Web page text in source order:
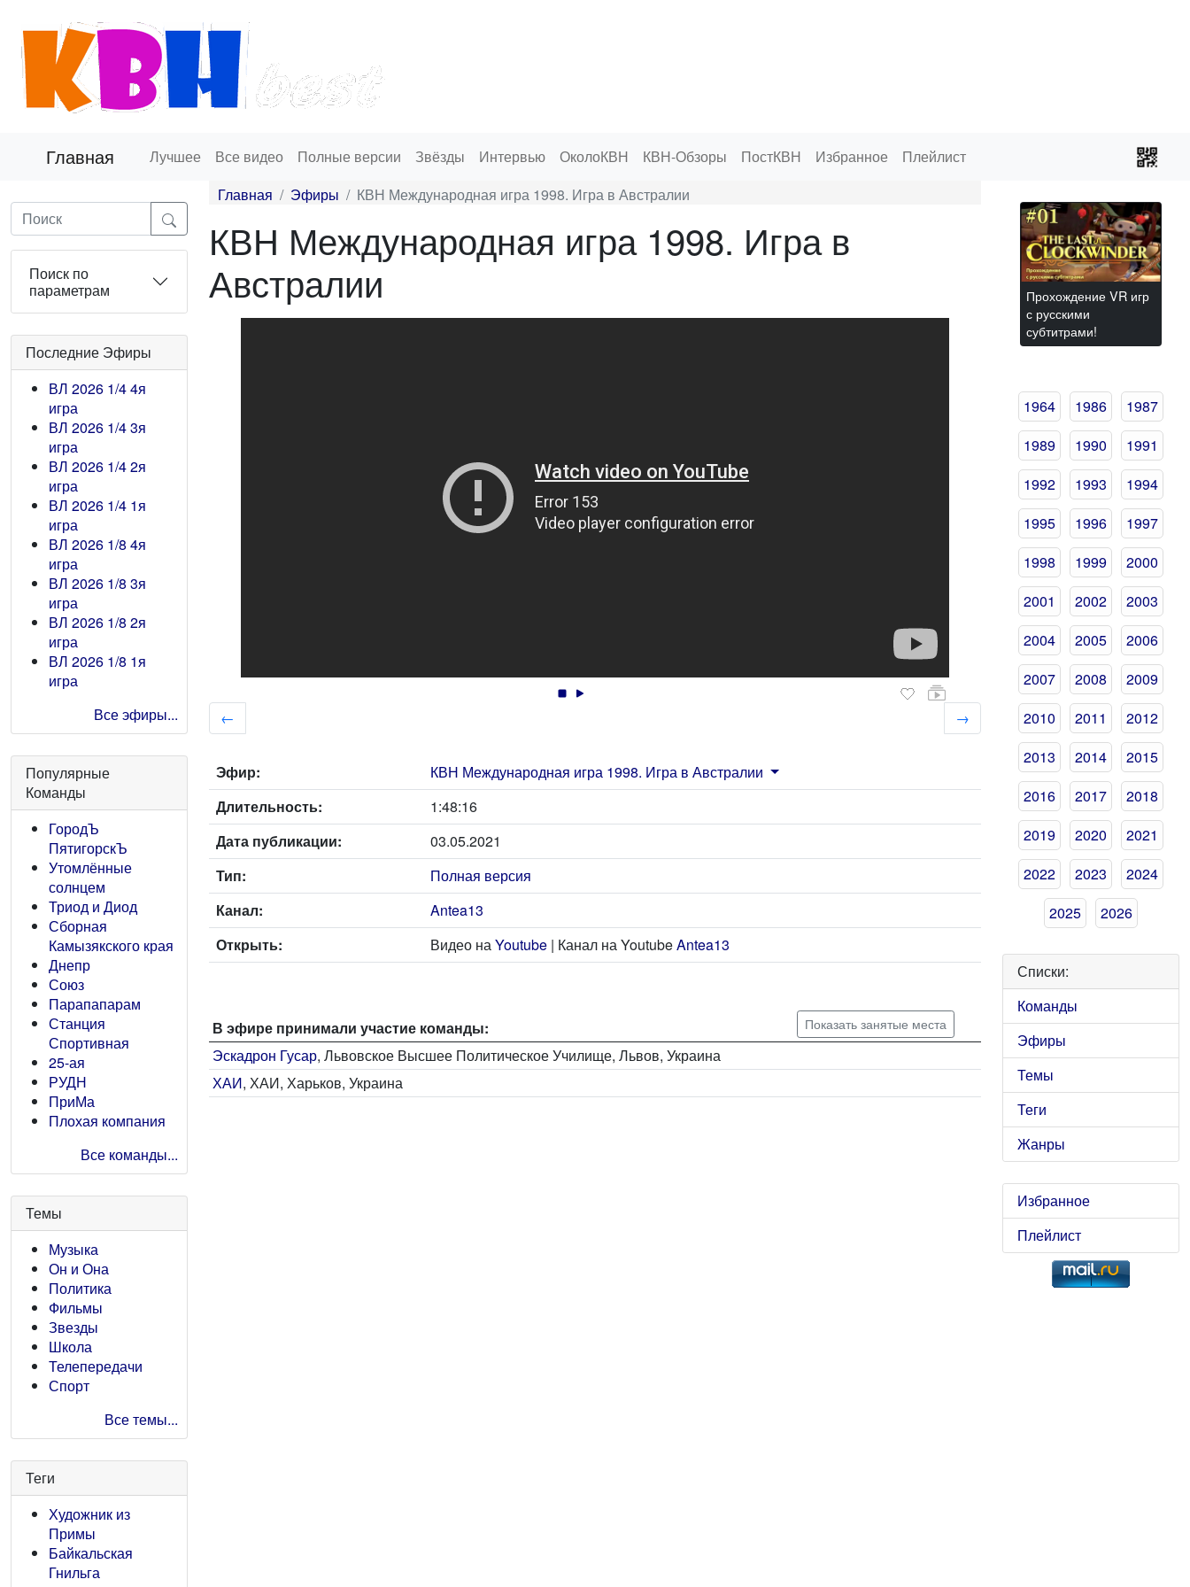
Главная Лучшее Все видео Полные версии Звёзды Интервью ОколоКВН КВН-Обзоры ПостКВН Избранное Плейлист
Поиск по
параметрам
Последние Эфиры
ВЛ 2026 1/4 4я
игра
ВЛ 2026 1/4 3я
игра
ВЛ 2026 1/4 2я
игра
ВЛ 2026 1/4 1я
игра
ВЛ 2026 1/8 4я
игра
ВЛ 2026 1/8 3я
игра
ВЛ 2026 1/8 2я
игра
ВЛ 2026 1/8 1я
игра
Все эфиры...
Популярные
Команды
ГородЪ
ПятигорскЪ
Утомлённые
солнцем
Триод и Диод
Сборная
Камызякского края
Днепр
Союз
Парапапарам
Станция
Спортивная
25-ая
РУДН
ПриМа
Плохая компания
Все команды...
Темы
Музыка
Он и Она
Политика
Фильмы
Звезды
Школа
Телепередачи
Спорт
Все темы...
Теги
Художник из
Примы
Байкальская
Гнильга
Главная Эфиры КВН Международная игра 1998. Игра в Австралии
КВН Международная игра 1998. Игра в
Австралии
← →
Эфир:
КВН Международная игра 1998. Игра в Австралии
Длительность:
1:48:16
Дата публикации:
03.05.2021
Тип:
Полная версия
Канал:
Antea13
Открыть:
Видео наYoutube | Канал на YoutubeAntea13
В эфире принимали участие команды: Показать занятые места
Эскадрон Гусар, Львовское Высшее Политическое Училище, Львов, Украина
ХАИ, ХАИ, Харьков, Украина
Прохождение VR игр
с русскими
субтитрами!
1964 1986
1987
1989
1990
1991
1992
1993
1994
1995
1996
1997
1998
1999
2000
2001
2002
2003
2004
2005
2006
2007
2008
2009
2010
2011
2012
2013
2014
2015
2016
2017
2018
2019
2020
2021
2022
2023
2024
2025
2026
Списки:
Команды
Эфиры
Темы
Теги
Жанры
Избранное
Плейлист